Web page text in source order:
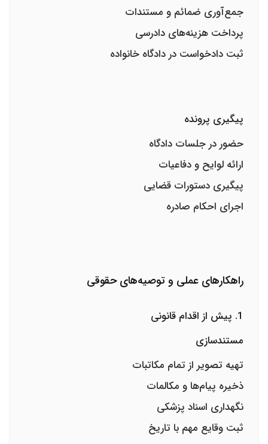
جمع‌آوری ضمائم و مستندات
پرداخت هزینه‌های دادرسی
ثبت دادخواست در دادگاه خانواده
پیگیری پرونده
حضور در جلسات دادگاه
ارائه لوایح و دفاعیات
پیگیری دستورات قضایی
اجرای احکام صادره
راهکارهای عملی و توصیه‌های حقوقی
1. پیش از اقدام قانونی
مستندسازی
تهیه تصویر از تمام مکاتبات
ذخیره پیام‌ها و مکالمات
نگهداری اسناد پزشکی
ثبت وقایع مهم با تاریخ